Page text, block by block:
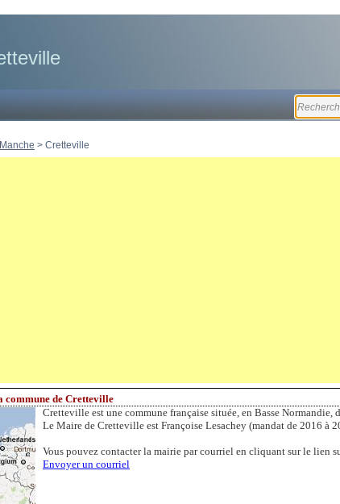
Manche > Cretteville
commune de Cretteville
Cretteville est une commune française située, en Basse Normandie,
Le Maire de Cretteville est Françoise Lesachey (mandat de 2016 à
Vous pouvez contacter la mairie par courriel en cliquant sur le lien
Envoyer un courriel